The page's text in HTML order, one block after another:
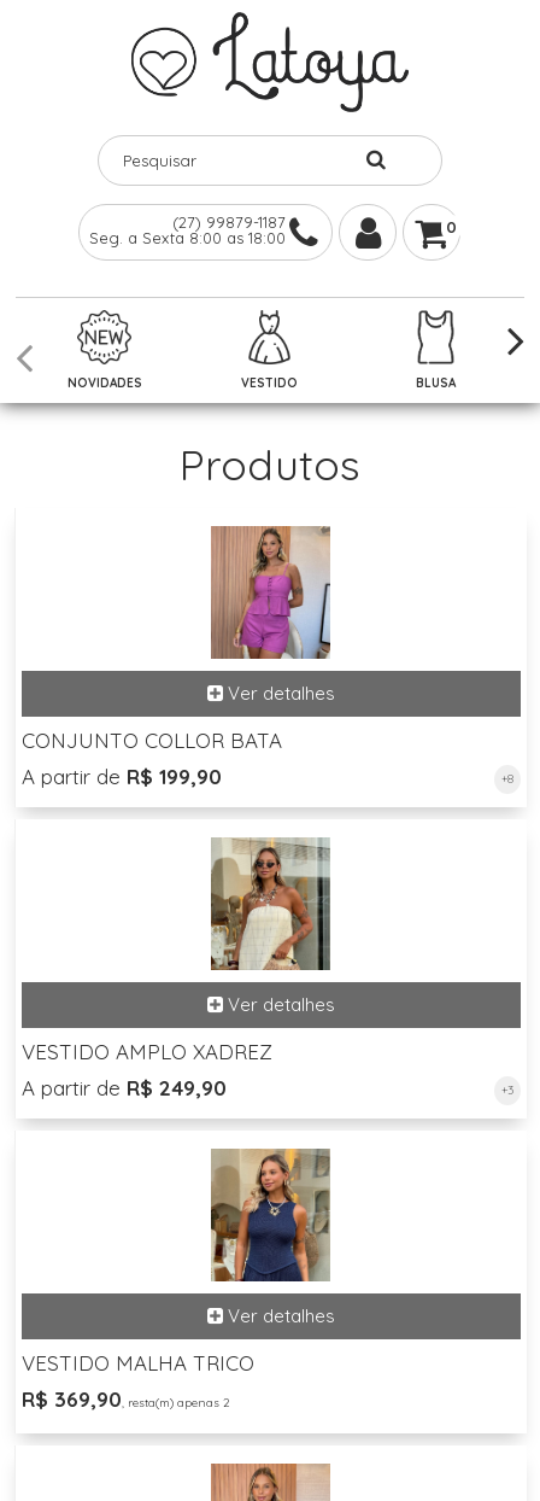
(27) 99879-1187
Seg. a Sexta 8:00 as 18:00
0
NOVIDADES VESTIDO BLUSA
Produtos
CONJUNTO COLLOR BATA
A partir de R$ 199,90 +8
VESTIDO AMPLO XADREZ
A partir de R$ 249,90 +3
VESTIDO MALHA TRICO
R$ 369,90, resta(m) apenas 2